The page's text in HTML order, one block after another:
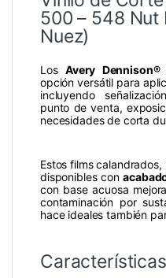
500 – 548
Nuez)
LosAvery
opción versátil para
incluyendo
punto de venta,
necesidades de corta
Estos films
disponibles con
con base acuosa
contaminación por
hace ideales también